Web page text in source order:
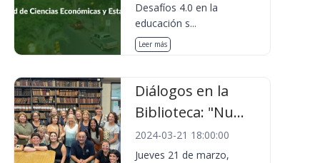
Desafíos 4.0 en la
educación s...
Leer más
Diálogos en la
Biblioteca: "Nu...
2024-03-21 18:00:00
Jueves 21 de marzo,